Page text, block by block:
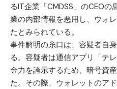
るIT企業「CMDSS」のCEO
業の内部情報を悪用し、ウォ
たとみられている。
事件解明の糸口は、容疑者自
る。容疑者は通信アプリ「テ
金力を誇示するため、暗号資
た。その際、ウォレットのア